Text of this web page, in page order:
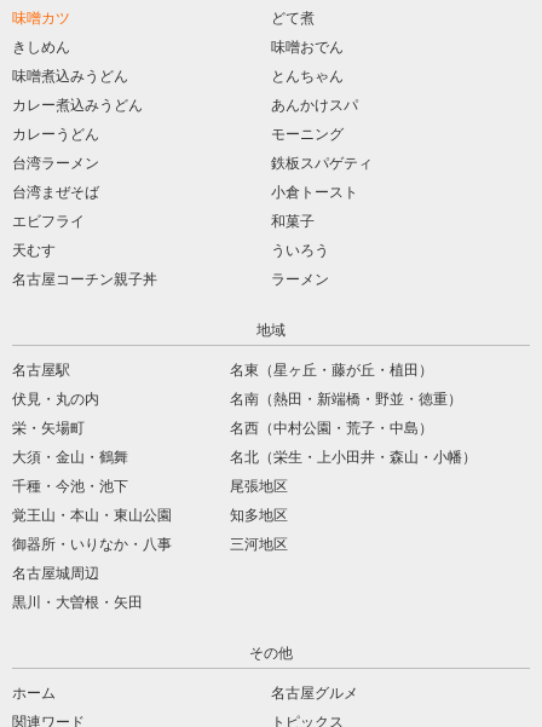
味噌カツ
きしめん
味噌煮込みうどん
カレー煮込みうどん
カレーうどん
台湾ラーメン
台湾まぜそば
エビフライ
天むす
名古屋コーチン親子丼
どて煮
味噌おでん
とんちゃん
あんかけスパ
モーニング
鉄板スパゲティ
小倉トースト
和菓子
ういろう
ラーメン
地域
名古屋駅
伏見・丸の内
栄・矢場町
大須・金山・鶴舞
千種・今池・池下
覚王山・本山・東山公園
御器所・いりなか・八事
名古屋城周辺
黒川・大曽根・矢田
名東（星ヶ丘・藤が丘・植田）
名南（熱田・新端橋・野並・徳重）
名西（中村公園・荒子・中島）
名北（栄生・上小田井・森山・小幡）
尾張地区
知多地区
三河地区
その他
ホーム
名古屋グルメ
関連ワード
トピックス